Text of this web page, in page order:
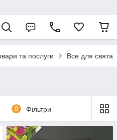
та послуги Все для свята
0 Фільтри